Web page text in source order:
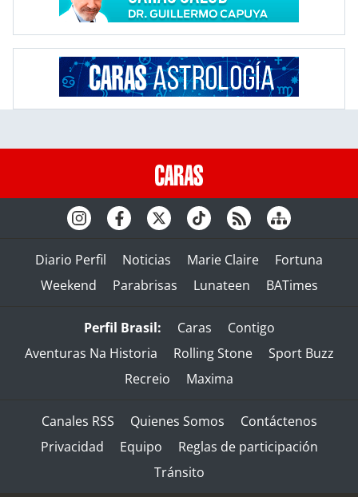
Diario Perfil Noticias Marie Claire
Fortuna
Weekend
Parabrisas Lunateen BATimes
Perfil Brasil: Caras
Contigo
Aventuras Na Historia
Rolling Stone
Sport Buzz
Recreio
Maxima
Canales RSS Quienes Somos
Contáctenos
Privacidad
Equipo
Reglas de participación
Tránsito